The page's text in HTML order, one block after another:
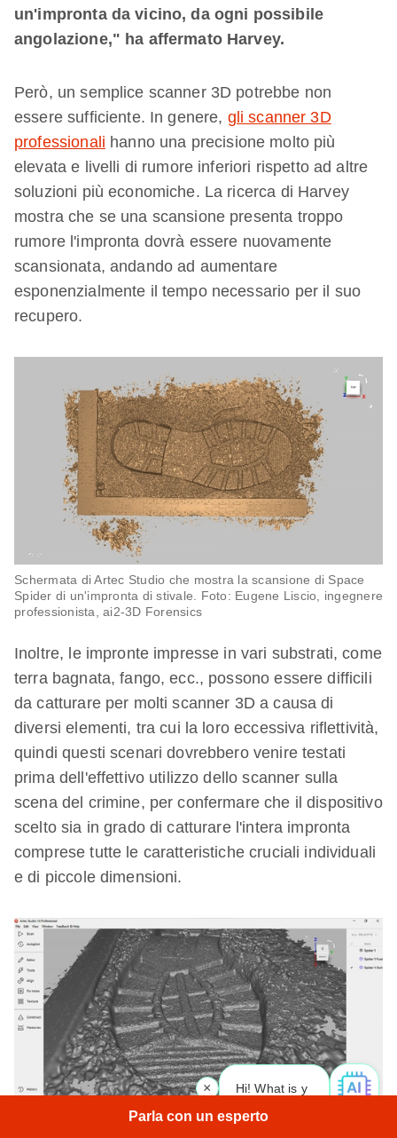
un'impronta da vicino, da ogni possibile
angolazione," ha affermato Harvey.
Però, un semplice scanner 3D potrebbe non
essere sufficiente. In genere, gli scanner 3D
professionali hanno una precisione molto più
elevata e livelli di rumore inferiori rispetto ad altre
soluzioni più economiche. La ricerca di Harvey
mostra che se una scansione presenta troppo
rumore l'impronta dovrà essere nuovamente
scansionata, andando ad aumentare
esponenzialmente il tempo necessario per il suo
recupero.
Schermata di Artec Studio che mostra la scansione di Space
Spider di un'impronta di stivale. Foto: Eugene Liscio, ingegnere
professionista, ai2-3D Forensics
Inoltre, le impronte impresse in vari substrati, come
terra bagnata, fango, ecc., possono essere difficili
da catturare per molti scanner 3D a causa di
diversi elementi, tra cui la loro eccessiva riflettività,
quindi questi scenari dovrebbero venire testati
prima dell'effettivo utilizzo dello scanner sulla
scena del crimine, per confermare che il dispositivo
scelto sia in grado di catturare l'intera impronta
comprese tutte le caratteristiche cruciali individuali
e di piccole dimensioni.
Hi! What is your request? 👀
×
Parla con un esperto